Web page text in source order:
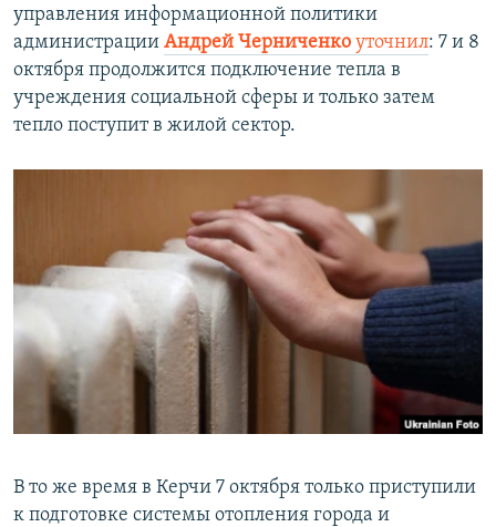
управления информационной политики
администрации Андрей Черниченко уточнил: 7 и 8
октября продолжится подключение тепла в
учреждения социальной сферы и только затем
тепло поступит в жилой сектор.
В то же время в Керчи 7 октября только приступили
к подготовке системы отопления города и